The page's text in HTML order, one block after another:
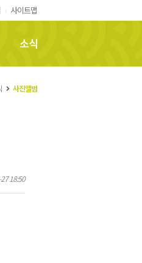
사이트맵
소식
사진앨범
18:50